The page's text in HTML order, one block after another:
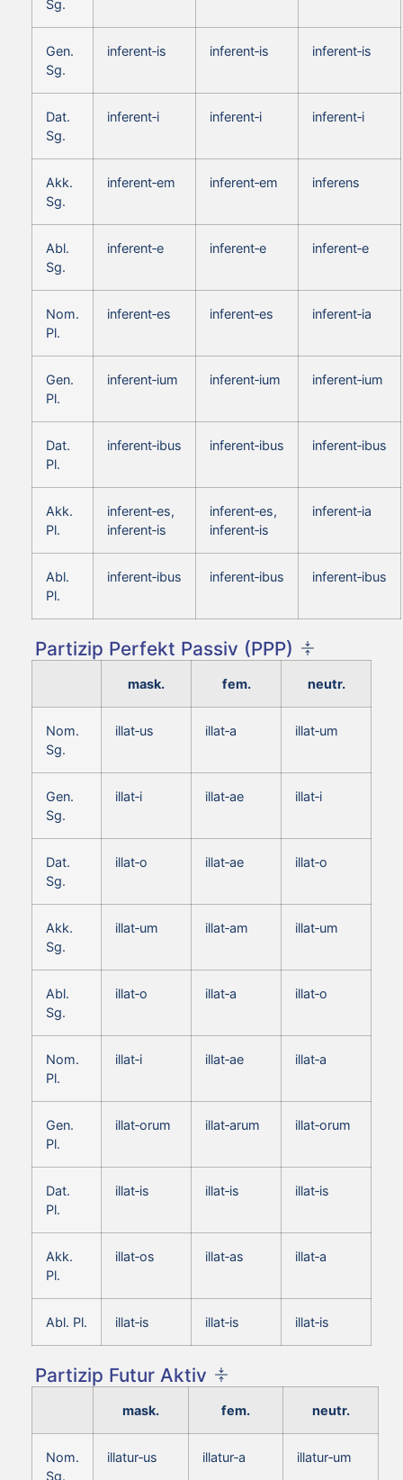
Sg.
Gen.
Sg.
inferent‑is inferent‑is inferent‑is
Dat.
Sg.
inferent‑i inferent‑i inferent‑i
Akk.
Sg.
inferent‑em inferent‑em inferens
Abl.
Sg.
inferent‑e inferent‑e inferent‑e
Nom.
Pl.
inferent‑es inferent‑es inferent‑ia
Gen.
Pl.
inferent‑ium inferent‑ium inferent‑ium
Dat.
Pl.
inferent‑ibus inferent‑ibus inferent‑ibus
Akk.
Pl.
inferent‑es,
inferent‑is
inferent‑es,
inferent‑is
inferent‑ia
Abl.
Pl.
inferent‑ibus inferent‑ibus inferent‑ibus
Partizip Perfekt Passiv (PPP)
mask. fem. neutr.
Nom.
Sg.
illat‑us illat‑a illat‑um
Gen.
Sg.
illat‑i illat‑ae illat‑i
Dat.
Sg.
illat‑o illat‑ae illat‑o
Akk.
Sg.
illat‑um illat‑am illat‑um
Abl.
Sg.
illat‑o illat‑a illat‑o
Nom.
Pl.
illat‑i illat‑ae illat‑a
Gen.
Pl.
illat‑orum illat‑arum illat‑orum
Dat.
Pl.
illat‑is illat‑is illat‑is
Akk.
Pl.
illat‑os illat‑as illat‑a
Abl. Pl. illat‑is illat‑is illat‑is
Partizip Futur Aktiv
mask. fem. neutr.
Nom.
Sg.
illatur‑us illatur‑a illatur‑um